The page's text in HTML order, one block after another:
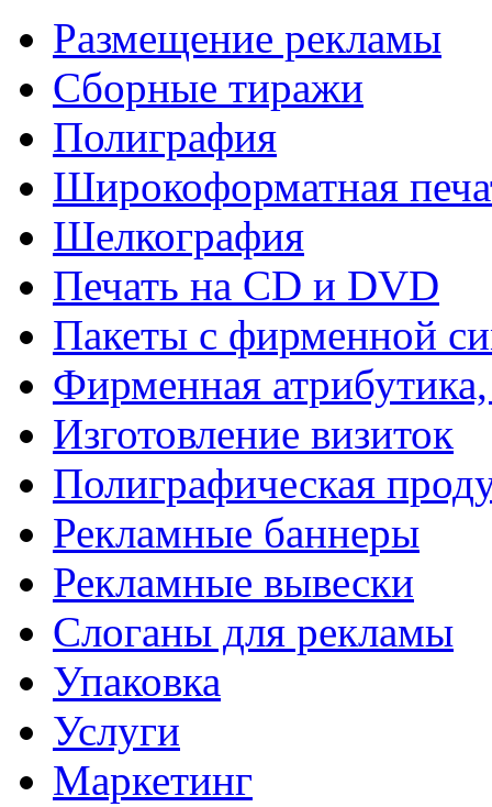
Размещение рекламы
Сборные тиражи
Полиграфия
Широкоформатная
Шелкография
Печать на СD и DVD
Пакеты с фирменной
Фирменная
Изготовление визиток
Полиграфическая
Рекламные баннеры
Рекламные вывески
Слоганы для рекламы
Упаковка
Услуги
Маркетинг